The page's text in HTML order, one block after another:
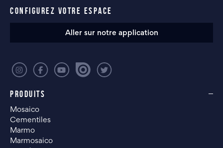
PRODUITS
Mosaico
Cementiles
Marmo
Marmosaico
CONFIGUREZ VOTRE ESPACE
Aller sur notre application